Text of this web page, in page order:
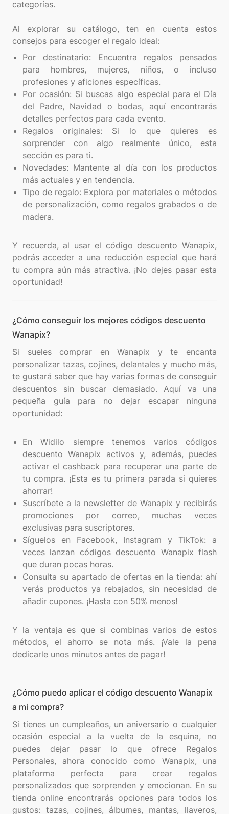
categorías.
Al explorar su catálogo, ten en cuenta estos
Por destinatario: Encuentra regalos pensados
para hombres, mujeres, niños, o incluso
profesiones y aficiones específicas.
Por ocasión: Si buscas algo especial para el Día
del Padre, Navidad o bodas, aquí encontrarás
detalles perfectos para cada evento.
Regalos originales: Si lo que quieres es
sorprender con algo realmente único, esta
sección es para ti.
Novedades: Mantente al día con los productos
más actuales y en tendencia.
Tipo de regalo: Explora por materiales o métodos
de personalización, como regalos grabados o de
madera.
Y recuerda, al usar el código descuento Wanapix,
podrás acceder a una reducción especial que hará
tu compra aún más atractiva. ¡No dejes pasar esta
¿Cómo conseguir los mejores códigos descuento
Wanapix?
Si sueles comprar en Wanapix y te encanta
personalizar tazas, cojines, delantales y mucho más,
te gustará saber que hay varias formas de conseguir
descuentos sin buscar demasiado. Aquí va una
pequeña guía para no dejar escapar ninguna
oportunidad:
En Widilo siempre tenemos varios códigos
descuento Wanapix activos y, además, puedes
activar el cashback para recuperar una parte de
tu compra. ¡Esta es tu primera parada si quieres
ahorrar!
Suscríbete a la newsletter de Wanapix y recibirás
promociones por correo, muchas veces
exclusivas para suscriptores.
Síguelos en Facebook, Instagram y TikTok: a
veces lanzan códigos descuento Wanapix flash
que duran pocas horas.
Consulta su apartado de ofertas en la tienda: ahí
verás productos ya rebajados, sin necesidad de
añadir cupones. ¡Hasta con 50% menos!
Y la ventaja es que si combinas varios de estos
métodos, el ahorro se nota más. ¡Vale la pena
¿Cómo puedo aplicar el código descuento Wanapix
a mi compra?
Si tienes un cumpleaños, un aniversario o cualquier
ocasión especial a la vuelta de la esquina, no
puedes dejar pasar lo que ofrece Regalos
Personales, ahora conocido como Wanapix, una
plataforma perfecta para crear regalos
personalizados que sorprenden y emocionan. En su
tienda online encontrarás opciones para todos los
gustos: tazas, cojines, álbumes, mantas, llaveros,